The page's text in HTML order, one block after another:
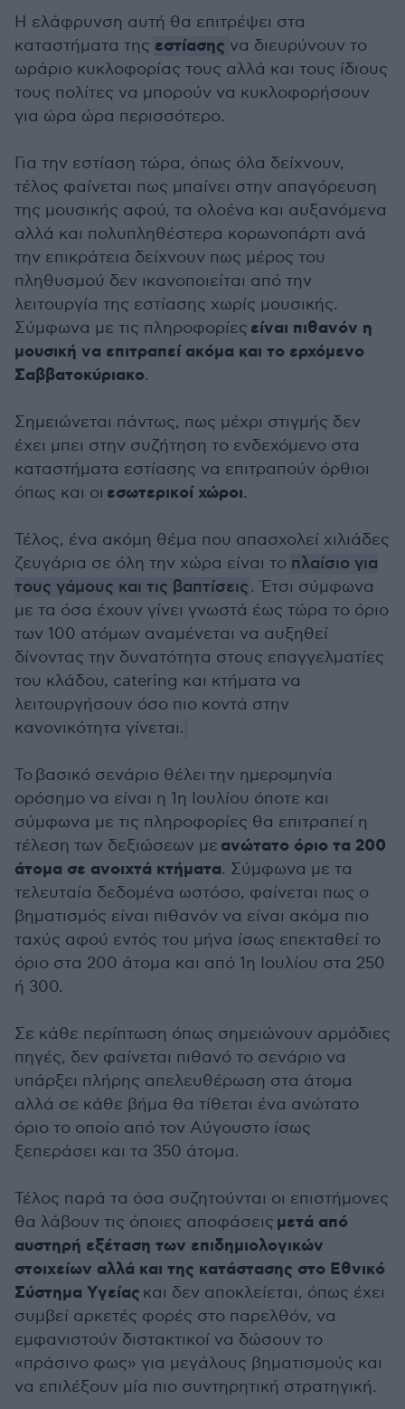
Η ελάφρυνση αυτή θα επιτρέψει στα
καταστήματα της εστίασης να διευρύνουν το
ωράριο κυκλοφορίας τους αλλά και τους ίδιους
τους πολίτες να μπορούν να κυκλοφορήσουν
για ώρα ώρα περισσότερο.
Για την εστίαση τώρα, όπως όλα δείχνουν,
τέλος φαίνεται πως μπαίνει στην απαγόρευση
της μουσικής αφού, τα ολοένα και αυξανόμενα
αλλά και πολυπληθέστερα κορωνοπάρτι ανά
την επικράτεια δείχνουν πως μέρος του
πληθυσμού δεν ικανοποιείται από την
λειτουργία της εστίασης χωρίς μουσικής.
Σύμφωνα με τις πληροφορίες είναι πιθανόν η
μουσική να επιτραπεί ακόμα και το ερχόμενο
Σαββατοκύριακο.
Σημειώνεται πάντως, πως μέχρι στιγμής δεν
έχει μπει στην συζήτηση το ενδεχόμενο στα
καταστήματα εστίασης να επιτραπούν όρθιοι
όπως και οι εσωτερικοί χώροι.
Τέλος, ένα ακόμη θέμα που απασχολεί χιλιάδες
ζευγάρια σε όλη την χώρα είναι το πλαίσιο για
τους γάμους και τις βαπτίσεις. Έτσι σύμφωνα
με τα όσα έχουν γίνει γνωστά έως τώρα το όριο
των 100 ατόμων αναμένεται να αυξηθεί
δίνοντας την δυνατότητα στους επαγγελματίες
του κλάδου, catering και κτήματα να
λειτουργήσουν όσο πιο κοντά στην
κανονικότητα γίνεται.
Το βασικό σενάριο θέλει την ημερομηνία
ορόσημο να είναι η 1η Ιουλίου όποτε και
σύμφωνα με τις πληροφορίες θα επιτραπεί η
τέλεση των δεξιώσεων με ανώτατο όριο τα 200
άτομα σε ανοιχτά κτήματα. Σύμφωνα με τα
τελευταία δεδομένα ωστόσο, φαίνεται πως ο
βηματισμός είναι πιθανόν να είναι ακόμα πιο
ταχύς αφού εντός του μήνα ίσως επεκταθεί το
όριο στα 200 άτομα και από 1η Ιουλίου στα 250
ή 300.
Σε κάθε περίπτωση όπως σημειώνουν αρμόδιες
πηγές, δεν φαίνεται πιθανό το σενάριο να
υπάρξει πλήρης απελευθέρωση στα άτομα
αλλά σε κάθε βήμα θα τίθεται ένα ανώτατο
όριο το οποίο από τον Αύγουστο ίσως
ξεπεράσει και τα 350 άτομα.
Τέλος παρά τα όσα συζητούνται οι επιστήμονες
θα λάβουν τις όποιες αποφάσεις μετά από
αυστηρή εξέταση των επιδημιολογικών
στοιχείων αλλά και της κατάστασης στο Εθνικό
Σύστημα Υγείας και δεν αποκλείεται, όπως έχει
συμβεί αρκετές φορές στο παρελθόν, να
εμφανιστούν διστακτικοί να δώσουν το
«πράσινο φως» για μεγάλους βηματισμούς και
να επιλέξουν μία πιο συντηρητική στρατηγική.